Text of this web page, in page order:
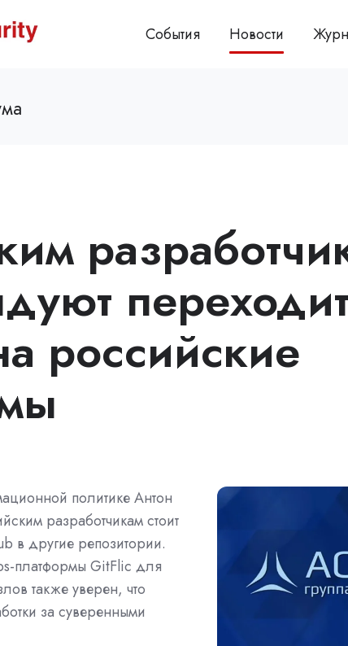
События Новости
российские
политике Антон
разработчикам стоит
в другие репозитории.
платформы GitFlic для
также уверен, что
за суверенными